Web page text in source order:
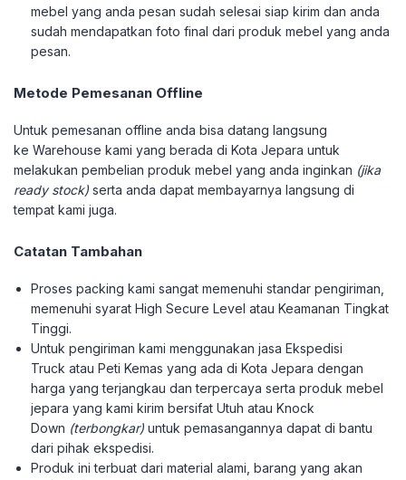
mebel yang anda pesan sudah selesai siap kirim dan anda
sudah mendapatkan foto final dari produk mebel yang anda
pesan.
Metode Pemesanan Offline
Untuk pemesanan offline anda bisa datang langsung
ke Warehouse kami yang berada di Kota Jepara untuk
melakukan pembelian produk mebel yang anda inginkan (jika
ready stock) serta anda dapat membayarnya langsung di
tempat kami juga.
Catatan Tambahan
Proses packing kami sangat memenuhi standar pengiriman,
memenuhi syarat High Secure Level atau Keamanan Tingkat
Tinggi.
Untuk pengiriman kami menggunakan jasa Ekspedisi
Truck atau Peti Kemas yang ada di Kota Jepara dengan
harga yang terjangkau dan terpercaya serta produk mebel
jepara yang kami kirim bersifat Utuh atau Knock
Down (terbongkar) untuk pemasangannya dapat di bantu
dari pihak ekspedisi.
Produk ini terbuat dari material alami, barang yang akan